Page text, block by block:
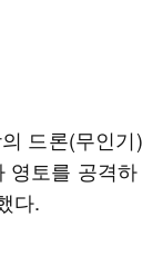
드론(무인기)
영토를 공격하
다.